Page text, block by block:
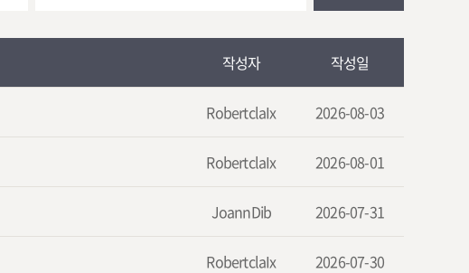
작성자 작성일
RobertclaIx 2026-08-03
RobertclaIx 2026-08-01
JoannDib 2026-07-31
RobertclaIx 2026-07-30